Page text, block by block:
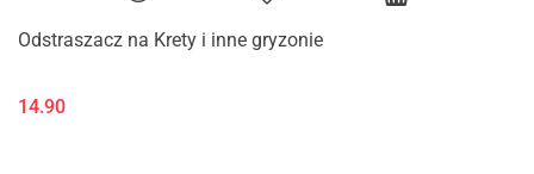
Odstraszacz na Krety i inne gryzonie
14.90